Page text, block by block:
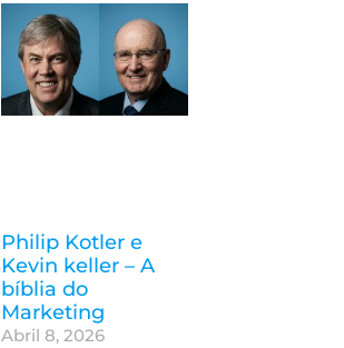
Philip Kotler e
Kevin keller – A
bíblia do
Marketing
Abril 8, 2026